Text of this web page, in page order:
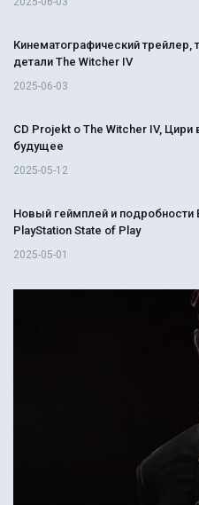
Кинематографический трейлер,
детали The Witcher IV
2025-06-03
CD Projekt о The Witcher IV, Цири
будущее
2025-05-12
Новый геймплей и подробности
PlayStation State of Play
2025-05-01